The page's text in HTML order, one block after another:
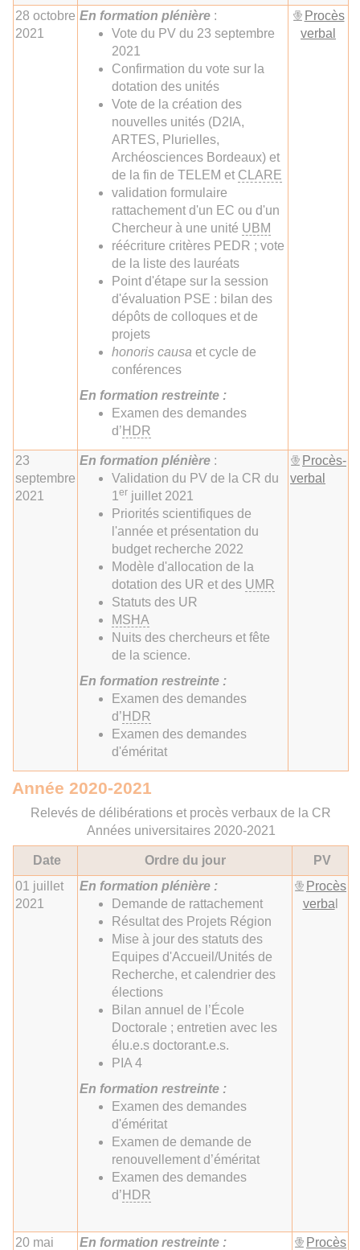
28 octobre
2021
En formation plénière :
Vote du PV du 23 septembre
2021
Confirmation du vote sur la
dotation des unités
Vote de la création des
nouvelles unités (D2IA,
ARTES, Plurielles,
Archéosciences Bordeaux) et
de la fin de TELEM et CLARE
validation formulaire
rattachement d'un EC ou d'un
Chercheur à une unité UBM
réécriture critères PEDR ; vote
de la liste des lauréats
Point d'étape sur la session
d'évaluation PSE : bilan des
dépôts de colloques et de
projets
honoris causa et cycle de
conférences
En formation restreinte :
Examen des demandes
d’ HDR
Procès
verbal
23
septembre
2021
En formation plénière :
Validation du PV de la CR du
1 er juillet 2021
Priorités scientifiques de
l'année et présentation du
budget recherche 2022
Modèle d'allocation de la
dotation des UR et des UMR
Statuts des UR
MSHA
Nuits des chercheurs et fête
de la science.
En formation restreinte :
Examen des demandes
d’ HDR
Examen des demandes
d'éméritat
Procès-
verbal
Année 2020-2021
Relevés de délibérations et procès verbaux de la CR
Années universitaires 2020-2021
Date Ordre du jour
PV
01 juillet
2021
En formation plénière :
Demande de rattachement
Résultat des Projets Région
Mise à jour des statuts des
Equipes d'Accueil/Unités de
Recherche, et calendrier des
élections
Bilan annuel de l’École
Doctorale ; entretien avec les
élu.e.s doctorant.e.s.
PIA 4
En formation restreinte :
Examen des demandes
d'éméritat
Examen de demande de
renouvellement d’éméritat
Examen des demandes
d’ HDR
Procès
verba
20 mai
En formation restreinte :
Procès